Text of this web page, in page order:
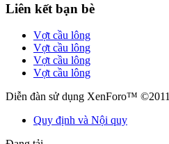
Liên kết bạn bè
Vợt cầu lông
Vợt cầu lông
Vợt cầu lông
Vợt cầu lông
Diễn đàn sử dụng XenForo™
Quy định và Nội quy